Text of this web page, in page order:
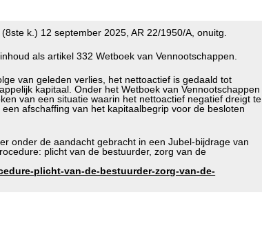
k.) 12 september 2025, AR 22/1950/A, onuitg.
als artikel 332 Wetboek van Vennootschappen.
van geleden verlies, het nettoactief is gedaald tot
kapitaal. Onder het Wetboek van Vennootschappen
van een situatie waarin het nettoactief negatief dreigt te
afschaffing van het kapitaalbegrip voor de besloten
onder de aandacht gebracht in een Jubel-bijdrage van
plicht van de bestuurder, zorg van de
plicht-van-de-bestuurder-zorg-van-de-